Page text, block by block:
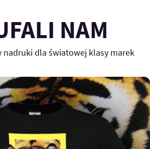
NAM
nadruki dla światowej klasy marek